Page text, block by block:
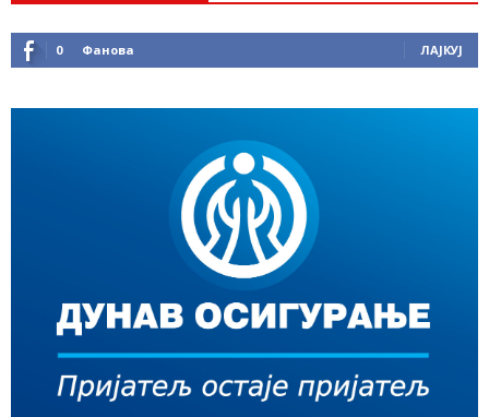
0 Фанова ЛАЈКУЈ